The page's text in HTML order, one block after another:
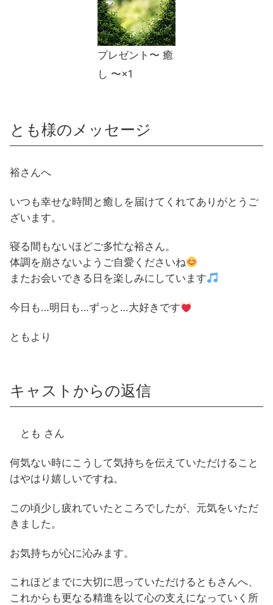
プレゼント〜 癒
し 〜×1
とも様のメッセージ
裕さんへ
いつも幸せな時間と癒しを届けてくれてありがとうご
ざいます。
寝る間もないほどご多忙な裕さん。
体調を崩さないようご自愛くださいね
またお会いできる日を楽しみにしています
今日も…明日も…ずっと…大好きです
ともより
キャストからの返信
とも さん
何気ない時にこうして気持ちを伝えていただけること
はやはり嬉しいですね。
この頃少し疲れていたところでしたが、元気をいただ
きました。
お気持ちが心に沁みます。
これほどまでに大切に思っていただけるともさんへ、
これからも更なる精進を以て心の支えになっていく所